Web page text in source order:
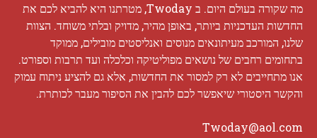
מה שקורה בעולם היום. ב Twoday, מטרתנו היא להביא לכם את
החדשות העדכניות ביותר, באופן מהיר, מדויק ובלתי משוחד. הצוות
שלנו, המורכב מעיתונאים מנוסים ואנליסטים מובילים, ממוקד
בתחומים רחבים של נושאים מפוליטיקה וכלכלה ועד תרבות וספורט.
אנו מתחייבים לא רק למסור את החדשות, אלא גם להציע ניתוח עמוק
והקשר היסטורי שיאפשר לכם להבין את הסיפור מעבר לכותרת.
Twoday@aol.com